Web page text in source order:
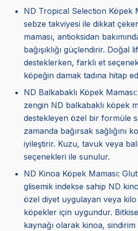
ND Tropical Selection Köpek
sebze takviyesi ile dikkat
maması, antioksidan
bağışıklığı güçlendirir. Doğal
desteklerken, farklı et
köpeğin damak tadına hitap
ND Balkabaklı Köpek Maması
zengin ND balkabaklı köpek
destekleyen özel bir formüle
zamanda bağırsak sağlığını
iyileştirir. Kuzu, tavuk veya
seçenekleri ile sunulur.
ND Kinoa Köpek Maması:
glisemik indekse sahip ND
özel diyet uygulayan veya
köpekler için uygundur.
kaynağı olarak kinoa, sindirim